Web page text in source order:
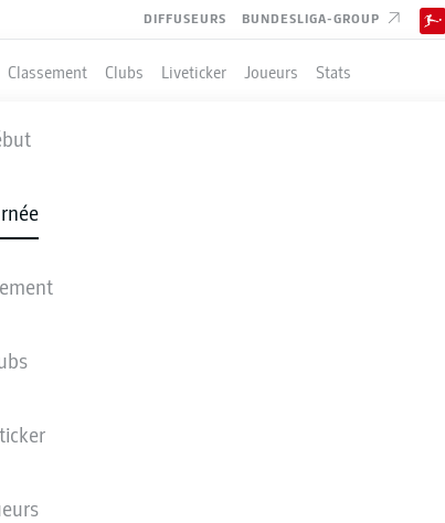
DIFFUSEURS BUNDESLIGA-GROUP
Classement Clubs Liveticker Joueurs Stats
FREIBURG
STATISTIQUES
60 minutes avant le coup d’envoi